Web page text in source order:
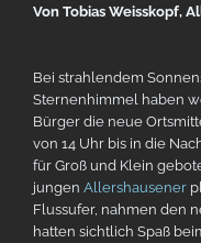
Von Tobias Weisskopf,
Bei strahlendem
Sternenhimmel haben
Bürger die neue
von 14 Uhr bis in die
für Groß und Klein
jungen Allershausener
Flussufer, nahmen den
hatten sichtlich Spaß